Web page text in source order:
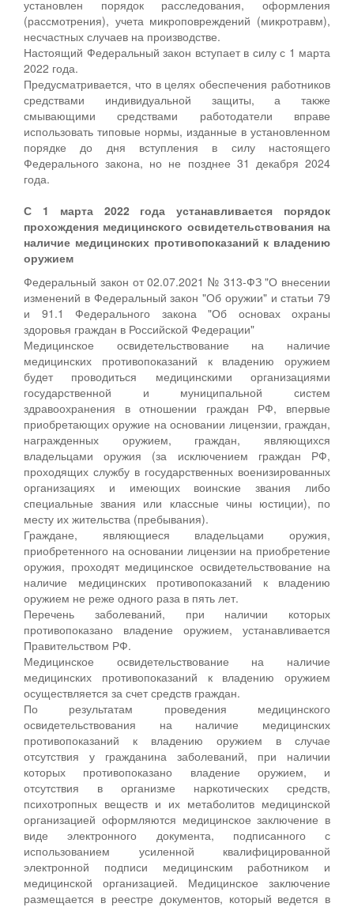
установлен порядок расследования, оформления
(рассмотрения), учета микроповреждений (микротравм),
несчастных случаев на производстве.
Настоящий Федеральный закон вступает в силу с 1 марта
2022 года.
Предусматривается, что в целях обеспечения работников
средствами индивидуальной защиты, а также
смывающими средствами работодатели вправе
использовать типовые нормы, изданные в установленном
порядке до дня вступления в силу настоящего
Федерального закона, но не позднее 31 декабря 2024
года.
С 1 марта 2022 года устанавливается порядок
прохождения медицинского освидетельствования на
наличие медицинских противопоказаний к владению
оружием
Федеральный закон от 02.07.2021 № 313-ФЗ "О внесении
изменений в Федеральный закон "Об оружии" и статьи 79
и 91.1 Федерального закона "Об основах охраны
здоровья граждан в Российской Федерации"
Медицинское освидетельствование на наличие
медицинских противопоказаний к владению оружием
будет проводиться медицинскими организациями
государственной и муниципальной систем
здравоохранения в отношении граждан РФ, впервые
приобретающих оружие на основании лицензии, граждан,
награжденных оружием, граждан, являющихся
владельцами оружия (за исключением граждан РФ,
проходящих службу в государственных военизированных
организациях и имеющих воинские звания либо
специальные звания или классные чины юстиции), по
месту их жительства (пребывания).
Граждане, являющиеся владельцами оружия,
приобретенного на основании лицензии на приобретение
оружия, проходят медицинское освидетельствование на
наличие медицинских противопоказаний к владению
оружием не реже одного раза в пять лет.
Перечень заболеваний, при наличии которых
противопоказано владение оружием, устанавливается
Правительством РФ.
Медицинское освидетельствование на наличие
медицинских противопоказаний к владению оружием
осуществляется за счет средств граждан.
По результатам проведения медицинского
освидетельствования на наличие медицинских
противопоказаний к владению оружием в случае
отсутствия у гражданина заболеваний, при наличии
которых противопоказано владение оружием, и
отсутствия в организме наркотических средств,
психотропных веществ и их метаболитов медицинской
организацией оформляются медицинское заключение в
виде электронного документа, подписанного с
использованием усиленной квалифицированной
электронной подписи медицинским работником и
медицинской организацией. Медицинское заключение
размещается в реестре документов, который ведется в